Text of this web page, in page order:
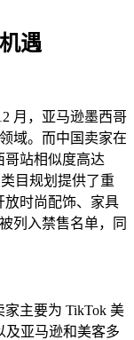
遇
月，亚马逊墨西哥
域。而中国卖家在
哥站相似度高达
目规划提供了重
放时尚配饰、家具
列入禁售名单，同
家主要为 TikTok 美
及亚马逊和美客多